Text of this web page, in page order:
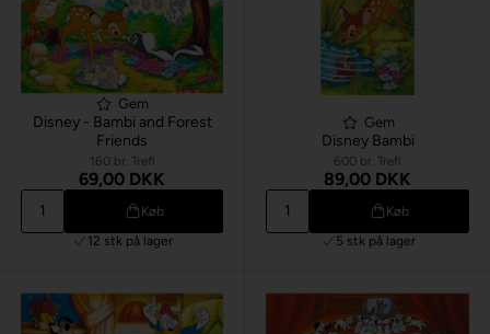
Gem
Disney - Bambi and Forest
Friends
160 br. Trefl
69,00 DKK
Køb
12 stk på lager
Gem
Disney Bambi
600 br. Trefl
89,00 DKK
Køb
5 stk på lager